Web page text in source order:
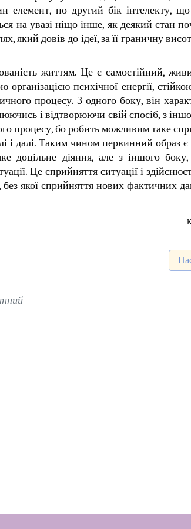
елемент, по другий бік інтелекту,
на увазі ніщо інше, як деякий стан
який довів до ідеї, за її граничну
життям. Це є самостійний,
психічної енергії,
процесу. З одного боку, він
і відтворюючи свій спосіб, з
процесу, бо робить можливим таке
і далі. Таким чином первинний образ
доцільне діяння, але з іншого боку,
Це сприйняття ситуації і
якої сприйняття нових фактичних